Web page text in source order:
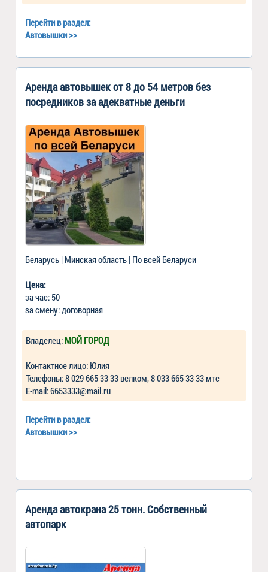
Перейти в раздел:
Автовышки>>
Аренда автовышек от 8 до 54 метров без
посредников за адекватные деньги
Беларусь | Минская область | По всей Беларуси
Цена:
за час: 50
за смену: договорная
Владелец: МОЙ ГОРОД
Контактное лицо: Юлия
Телефоны: 8 029 665 33 33 велком, 8 033 665 33 33 мтс
Е-mail: 6653333@mail.ru
Перейти в раздел:
Автовышки>>
Аренда автокрана 25 тонн. Собственный
автопарк